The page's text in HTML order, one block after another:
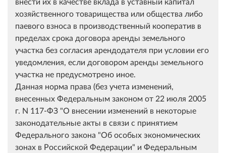
хозяйственного товарищества или общества либо
паевого взноса в производственный кооператив в
пределах срока договора аренды земельного
участка без согласия арендодателя при условии его
уведомления, если договором аренды земельного
участка не предусмотрено иное.
Данная норма права (без учета изменений,
внесенных Федеральным законом от 22 июля 2005
г. N 117-ФЗ "О внесении изменений в некоторые
законодательные акты в связи с принятием
Федерального закона "Об особых экономических
зонах в Российской Федерации" и Федеральным